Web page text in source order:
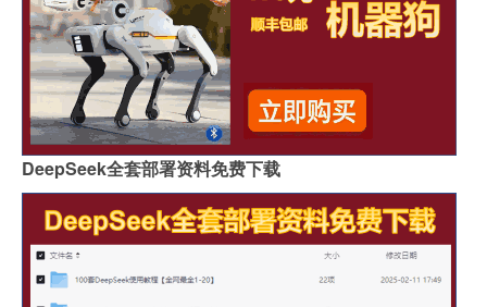
DeepSeek全套部署资料免费下载